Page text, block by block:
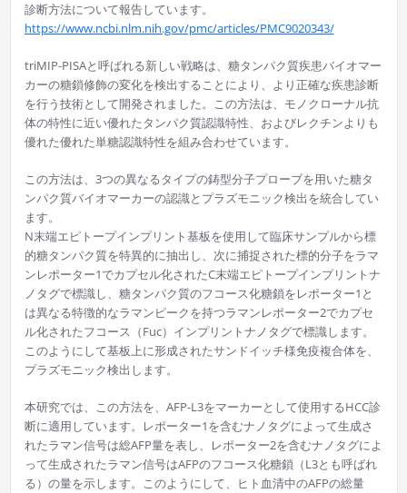
診断方法について報告しています。
https://www.ncbi.nlm.nih.gov/pmc/articles/PMC9020343/
triMIP-PISAと呼ばれる新しい戦略は、糖タンパク質疾患バイオマー
カーの糖鎖修飾の変化を検出することにより、より正確な疾患診断
を行う技術として開発されました。この方法は、モノクローナル抗
体の特性に近い優れたタンパク質認識特性、およびレクチンよりも
優れた優れた単糖認識特性を組み合わせています。
この方法は、3つの異なるタイプの鋳型分子プローブを用いた糖タ
ンパク質バイオマーカーの認識とプラズモニック検出を統合してい
ます。
N末端エピトープインプリント基板を使用して臨床サンプルから標
的糖タンパク質を特異的に抽出し、次に捕捉された標的分子をラマ
ンレポーター1でカプセル化されたC末端エピトープインプリントナ
ノタグで標識し、糖タンパク質のフコース化糖鎖をレポーター1と
は異なる特徴的なラマンピークを持つラマンレポーター2でカプセ
ル化されたフコース（Fuc）インプリントナノタグで標識します。
このようにして基板上に形成されたサンドイッチ様免疫複合体を、
プラズモニック検出します。
本研究では、この方法を、AFP-L3をマーカーとして使用するHCC診
断に適用しています。レポーター1を含むナノタグによって生成さ
れたラマン信号は総AFP量を表し、レポーター2を含むナノタグによ
って生成されたラマン信号はAFPのフコース化糖鎖（L3とも呼ばれ
る）の量を示します。このようにして、ヒト血清中のAFPの総量